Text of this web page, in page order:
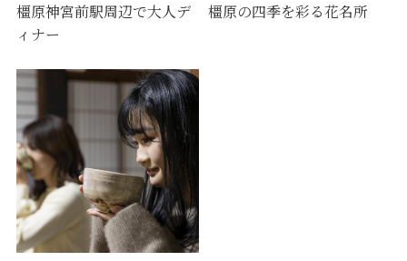
橿原神宮前駅周辺で大人デ
ィナー
橿原の四季を彩る花名所